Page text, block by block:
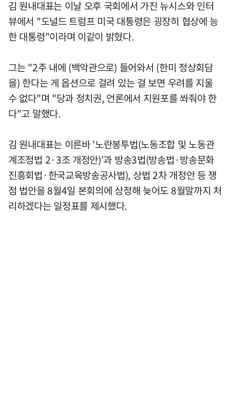
김 원내대표는 이날 오후 국회에서 가진 뉴시스와 인터
뷰에서 "도널드 트럼프 미국 대통령은 굉장히 협상에 능
한 대통령"이라며 이같이 밝혔다.
그는 "2주 내에 (백악관으로) 들어와서 (한미 정상회담
을) 한다는 게 옵션으로 걸려 있는 걸 보면 우려를 지울
수 없다"며 "당과 정치권, 언론에서 지원포를 쏴줘야 한
다"고 말했다.
김 원내대표는 이른바 '노란봉투법(노동조합 및 노동관
계조정법 2·3조 개정안)'과 방송3법(방송법·방송문화
진흥회법·한국교육방송공사법), 상법 2차 개정안 등 쟁
점 법안을 8월4일 본회의에 상정해 늦어도 8월말까지 처
리하겠다는 일정표를 제시했다.